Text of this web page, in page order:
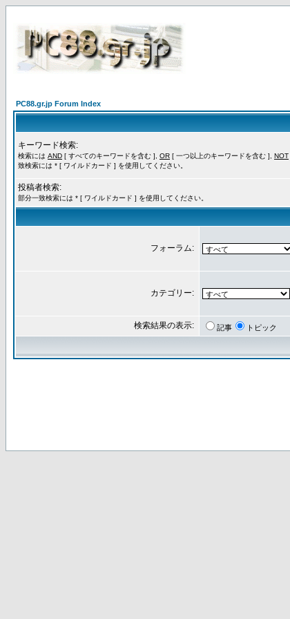
PC88.gr.jp Forum Index
キーワード検索:
検索には AND [ すべてのキーワードを含む ], OR [ 一つ以上のキーワードを含む ], NOT
致検索には * [ ワイルドカード ] を使用してください。
投稿者検索:
部分一致検索には * [ ワイルドカード ] を使用してください。
フォーラム:
カテゴリー:
検索結果の表示: 記事 トピック